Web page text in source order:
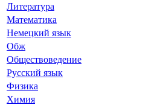
Литература
Математика
Немецкий язык
Обж
Обществоведение
Русский язык
Физика
Химия